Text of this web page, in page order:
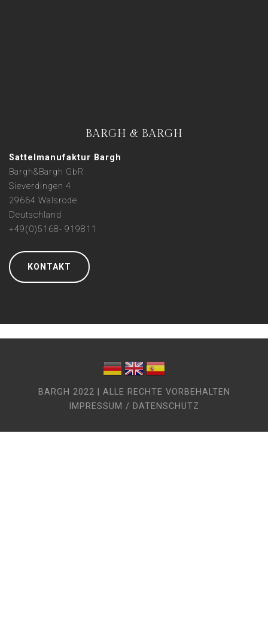
BARGH & BARGH
Sattelmanufaktur Bargh
Bargh&Bargh GbR
Sieverdingen 4
29664 Walsrode
Deutschland
+49(0)5168- 919811
KONTAKT
BARGH 2022 | ALLE RECHTE VORBEHALTEN
IMPRESSUM / DATENSCHUTZ